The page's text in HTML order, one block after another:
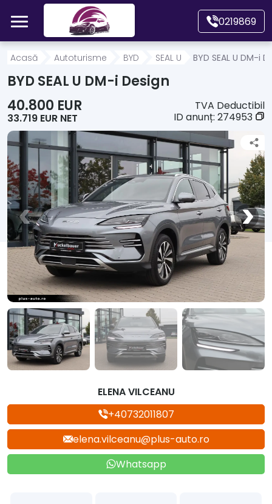
Mergi direct la conținutul principal
0219869
Acasă
Motociclete
Autoutilitare
Alte tipuri vehicule
Despre Noi
Contact
Acasă Autoturisme BYD SEAL U BYD SEAL U DM-i
BYD SEAL U DM-i Design
40.800 EUR
33.719 EUR NET
TVA Deductibil
ID anunț: 274953
ELENA VILCEANU
+40732011807
elena.vilceanu@plus-auto.ro
Whatsapp